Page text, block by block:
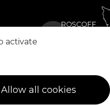
activate
Allow all cookies